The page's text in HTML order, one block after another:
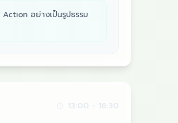
Action อย่างเป็นรูปธรรม
13:00 - 16:30